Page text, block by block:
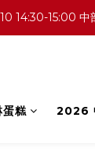
14:30-15:00
糕 2026